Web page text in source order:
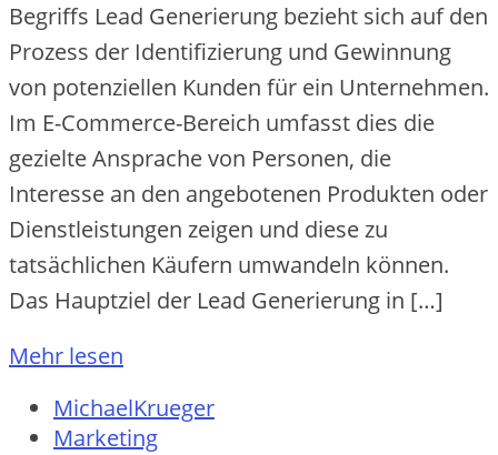
Begriffs Lead Generierung bezieht sich auf den
Prozess der Identifizierung und Gewinnung
von potenziellen Kunden für ein Unternehmen.
Im E-Commerce-Bereich umfasst dies die
gezielte Ansprache von Personen, die
Interesse an den angebotenen Produkten oder
Dienstleistungen zeigen und diese zu
tatsächlichen Käufern umwandeln können.
Das Hauptziel der Lead Generierung in […]
Mehr lesen
MichaelKrueger
Marketing